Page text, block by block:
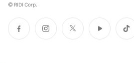
© RIDI Corp.
페
이
인
스
트
위
유
튜
틱
톡